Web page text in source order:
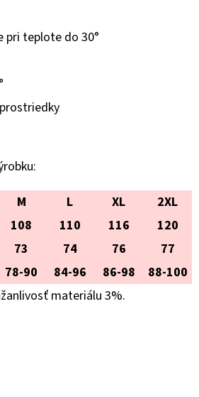
pri teplote do 30°
M L XL
2XL
108 110 116
120
73 74 76
77
78-90 84-96 86-98
88-100
materiálu 3%.